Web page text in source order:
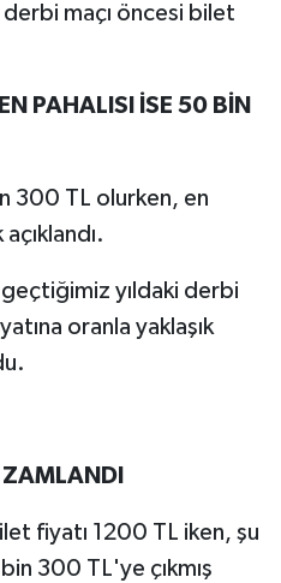
maçı öncesi bilet
PAHALISI İSE 50 BİN
300 TL olurken, en
yıldaki derbi
oranla yaklaşık
ZAMLANDI
fiyatı 1200 TL iken, şu
300 TL'ye çıkmış